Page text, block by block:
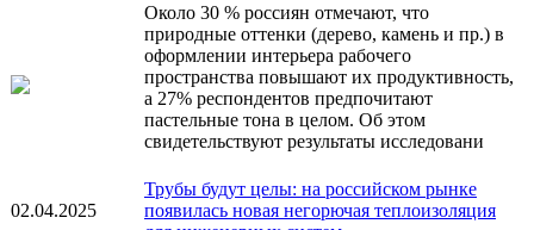
Около 30 % россиян отмечают, что
природные оттенки (дерево, камень и пр.) в
оформлении интерьера рабочего
пространства повышают их продуктивность,
а 27% респондентов предпочитают
пастельные тона в целом. Об этом
свидетельствуют результаты исследовани
02.04.2025
Трубы будут целы: на российском рынке
появилась новая негорючая теплоизоляция